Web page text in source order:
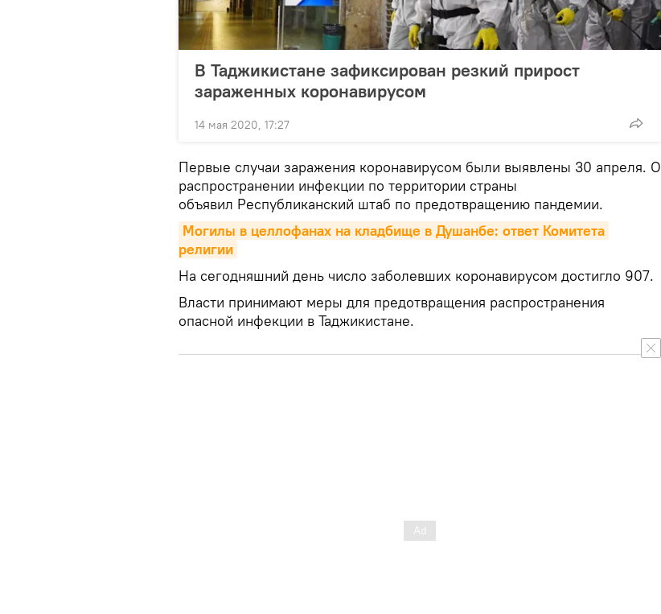
В Таджикистане зафиксирован резкий прирост
зараженных коронавирусом
14 мая 2020, 17:27
Первые случаи заражения коронавирусом были выявлены 30 апреля. О
распространении инфекции по территории страны
объявил Республиканский штаб по предотвращению пандемии.
Могилы в целлофанах на кладбище в Душанбе: ответ Комитета
религии
На сегодняшний день число заболевших коронавирусом достигло 907.
Власти принимают меры для предотвращения распространения
опасной инфекции в Таджикистане.